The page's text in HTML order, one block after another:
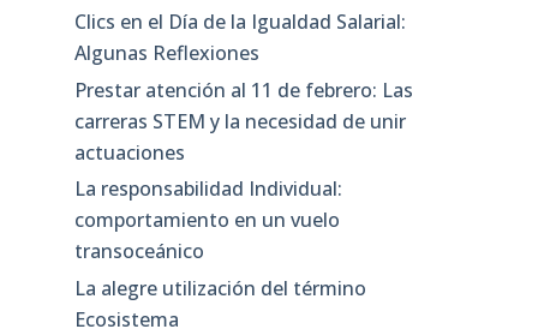
Clics en el Día de la Igualdad Salarial:
Algunas Reflexiones
Prestar atención al 11 de febrero: Las
carreras STEM y la necesidad de unir
actuaciones
La responsabilidad Individual:
comportamiento en un vuelo
transoceánico
La alegre utilización del término
Ecosistema